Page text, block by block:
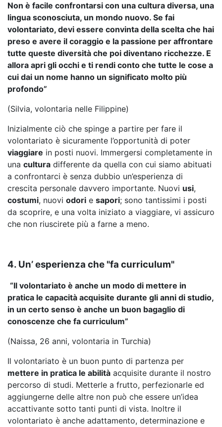
Non è facile confrontarsi con una cultura diversa, una
lingua sconosciuta, un mondo nuovo. Se fai
volontariato, devi essere convinta della scelta che hai
preso e avere il coraggio e la passione per affrontare
tutte queste diversità che poi diventano ricchezze. E
allora apri gli occhi e ti rendi conto che tutte le cose a
cui dai un nome hanno un significato molto più
profondo”
(Silvia, volontaria nelle Filippine)
Inizialmente ciò che spinge a partire per fare il
volontariato è sicuramente l’opportunità di poter
viaggiare in posti nuovi. Immergersi completamente in
una cultura differente da quella con cui siamo abituati
a confrontarci è senza dubbio un’esperienza di
crescita personale davvero importante. Nuovi usi,
costumi, nuovi odori e sapori; sono tantissimi i posti
da scoprire, e una volta iniziato a viaggiare, vi assicuro
che non riuscirete più a farne a meno.
4. Un’ esperienza che "fa curriculum"
“Il volontariato è anche un modo di mettere in
pratica le capacità acquisite durante gli anni di studio,
in un certo senso è anche un buon bagaglio di
conoscenze che fa curriculum”
(Naissa, 26 anni, volontaria in Turchia)
Il volontariato è un buon punto di partenza per
mettere in pratica le abilità acquisite durante il nostro
percorso di studi. Metterle a frutto, perfezionarle ed
aggiungerne delle altre non può che essere un’idea
accattivante sotto tanti punti di vista. Inoltre il
volontariato è anche adattamento, determinazione e